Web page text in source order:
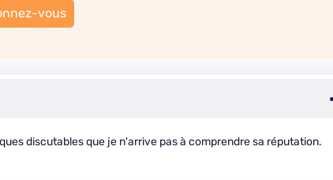
vous
discutables que je n'arrive pas à comprendre sa réputation.